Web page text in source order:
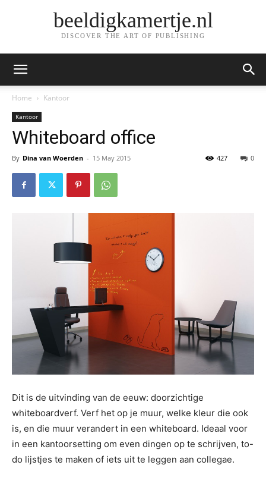
beeldigkamertje.nl
DISCOVER THE ART OF PUBLISHING
Home Kantoor
Kantoor
Whiteboard office
By Dina van Woerden - 15 May 2015 0
427
Dit is de uitvinding van de eeuw: doorzichtige
whiteboardverf. Verf het op je muur, welke kleur die ook
is, en die muur verandert in een whiteboard. Ideaal voor
in een kantoorsetting om even dingen op te schrijven, to-
do lijstjes te maken of iets uit te leggen aan collegae.